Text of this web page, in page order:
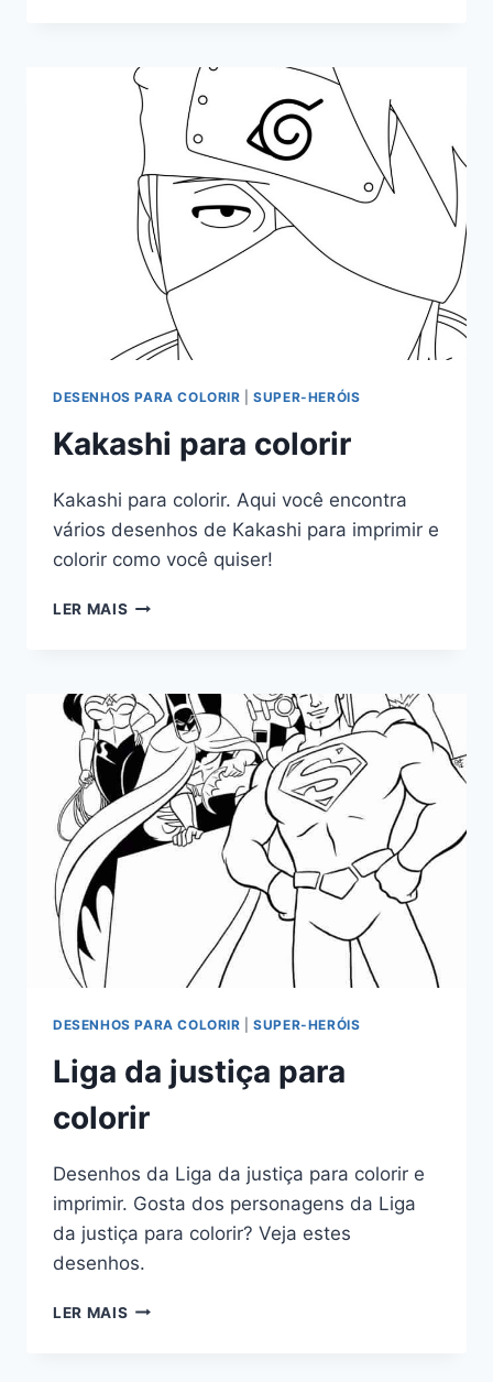
DESENHOS PARA COLORIR |SUPER-HERÓIS
Kakashi para colorir
Kakashi para colorir. Aqui você encontra
vários desenhos de Kakashi para imprimir e
colorir como você quiser!
LER MAIS KAKASHI
DESENHOS PARA COLORIR |SUPER-HERÓIS
Liga da justiça para
colorir
Desenhos da Liga da justiça para colorir e
imprimir. Gosta dos personagens da Liga
da justiça para colorir? Veja estes
desenhos.
LER MAIS LIGA